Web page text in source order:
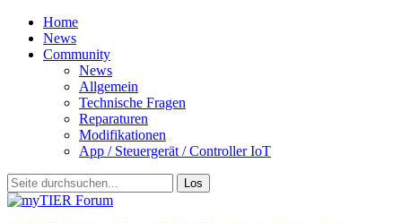
Home
News
Community
News
Allgemein
Technische Fragen
Reparaturen
Modifikationen
App / Steuergerät / Controller IoT